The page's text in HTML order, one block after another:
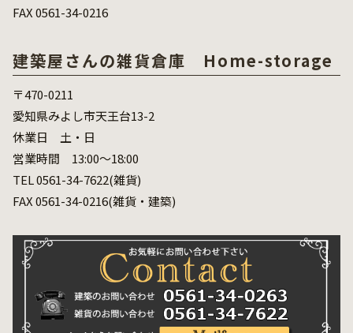
FAX 0561-34-0216
建築屋さんの雑貨倉庫 Home-storage
〒470-0211
愛知県みよし市天王台13-2
休業日 土・日
営業時間 13:00～18:00
TEL 0561-34-7622(雑貨)
FAX 0561-34-0216(雑貨・建築)